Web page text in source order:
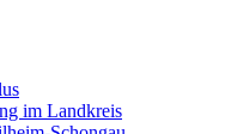
im Landkreis